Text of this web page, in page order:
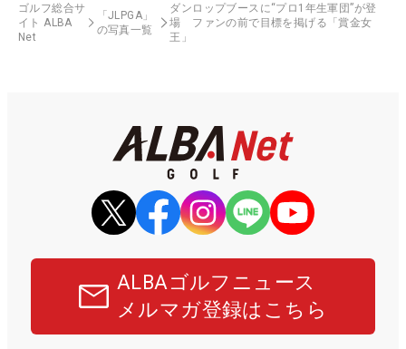
ゴルフ総合サ
イト ALBA
Net
「JLPGA」
の写真一覧
ダンロップブースに“プロ1年生軍団”が登
場 ファンの前で目標を掲げる「賞金女
王」
ALBAゴルフニュース
メルマガ登録はこちら